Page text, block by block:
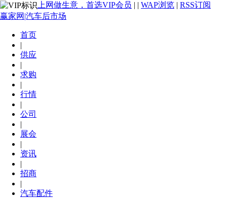
上网做生意，首选VIP会员 | | WAP浏览 | RSS订阅
赢家网|汽车后市场
首页
|
供应
|
求购
|
行情
|
公司
|
展会
|
资讯
|
招商
|
汽车配件